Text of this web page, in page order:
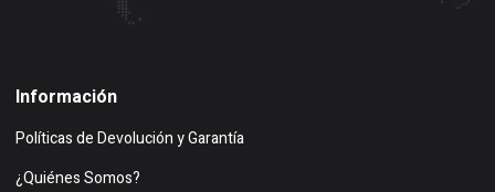
Información
Políticas de Devolución y Garantía
¿Quiénes Somos?